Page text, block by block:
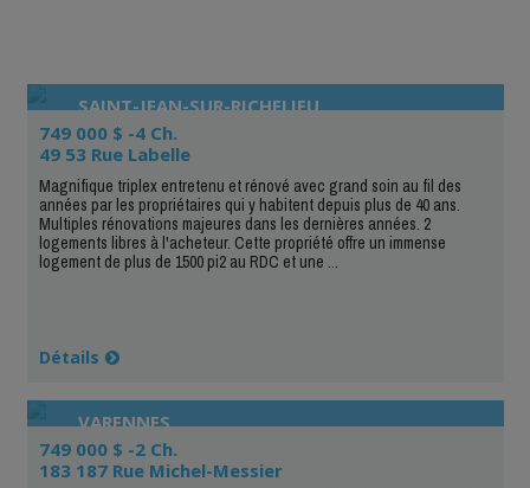
SAINT-JEAN-SUR-RICHELIEU
749 000 $ -4 Ch.
49 53 Rue Labelle
Magnifique triplex entretenu et rénové avec grand soin au fil des
années par les propriétaires qui y habitent depuis plus de 40 ans.
Multiples rénovations majeures dans les dernières années. 2
logements libres à l'acheteur. Cette propriété offre un immense
logement de plus de 1500 pi2 au RDC et une ...
Détails
VARENNES
749 000 $ -2 Ch.
183 187 Rue Michel-Messier